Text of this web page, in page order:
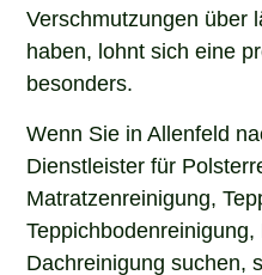
Verschmutzungen über
haben, lohnt sich eine
besonders.
Wenn Sie in Allenfeld
Dienstleister für
Matratzenreinigung,
Dachreinigung suchen,